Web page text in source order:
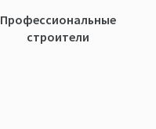
Профессиональные
строители